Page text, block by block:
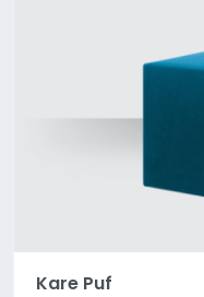
Kare Puf